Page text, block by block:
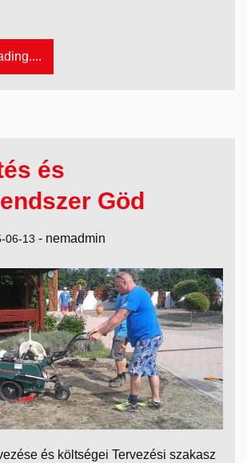
és
Göd
06-13 - nemadmin
és költségei Tervezési szakasz